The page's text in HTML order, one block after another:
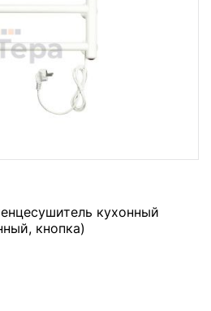
кухонный
кнопка)